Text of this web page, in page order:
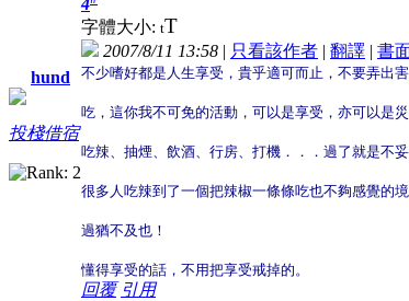
hund
投棧借宿
字體大小: tT
2007/8/11 13:58 | 只看該作者 | 翻譯 | 書
不少嗜好都是人生享受，貴乎適可而止，不要弄出害
吃，這你我不可免的活動，可以是享受，亦可以是災
吃辣、抽煙、飲酒、行房、打機．．．過了就是不
很多人吃辣到了一個把辣椒一條條吃也不夠感覺的
過猶不及也！
懂得享受的話，不用把享受戒掉的。
回覆 引用